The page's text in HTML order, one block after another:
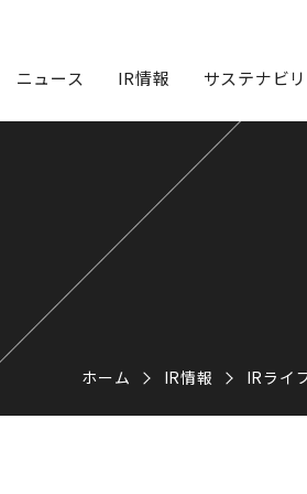
ニュース IR情報 サステナビ
ホーム IR情報 IRライ